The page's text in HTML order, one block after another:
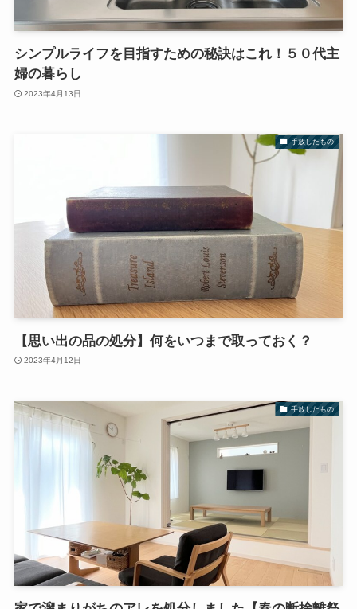
シンプルライフを目指すための秘訣はこれ！５０代主
婦の暮らし
2023年4月13日
手放したもの
【思い出の品の処分】何をいつまで取っておく？
2023年4月12日
手放したもの